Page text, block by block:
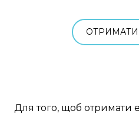
Для того, щоб отримати